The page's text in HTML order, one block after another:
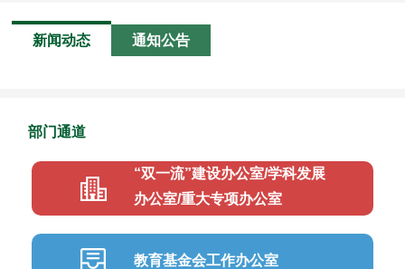
新闻动态 通知公告
部门通道
“双一流”建设办公室/学科发展
办公室/重大专项办公室
教育基金会工作办公室